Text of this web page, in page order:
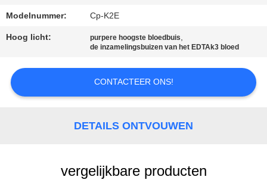
Modelnummer: Cp-K2E
Hoog licht: purpere hoogste bloedbuis,
de inzamelingsbuizen van het EDTAk3 bloed
CONTACTEER ONS!
DETAILS ONTVOUWEN
vergelijkbare producten